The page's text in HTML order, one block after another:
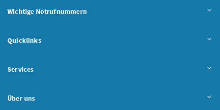
Wichtige Notrufnummern
Quicklinks
Services
Über uns